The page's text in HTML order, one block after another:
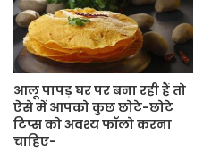
आलू पापड़ घर पर बना रही हैं तो
ऐसे में आपको कुछ छोटे-छोटे
टिप्स को अवश्य फॉलो करना
चाहिए-